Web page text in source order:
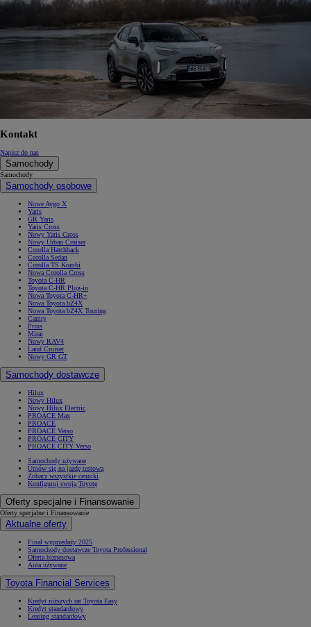
Kontakt
Napisz do nas
Samochody
Samochody
Samochody osobowe
Nowe Aygo X
Yaris
GR Yaris
Yaris Cross
Nowy Yaris Cross
Nowy Urban Cruiser
Corolla Hatchback
Corolla Sedan
Corolla TS Kombi
Nowa Corolla Cross
Toyota C-HR
Toyota C-HR Plug-in
Nowa Toyota C-HR+
Nowa Toyota bZ4X
Nowa Toyota bZ4X Touring
Camry
Prius
Mirai
Nowy RAV4
Land Cruiser
Nowy GR GT
Samochody dostawcze
Hilux
Nowy Hilux
Nowy Hilux Electric
PROACE Max
PROACE
PROACE Verso
PROACE CITY
PROACE CITY Verso
Samochody używane
Umów się na jazdę testową
Zobacz wszystkie cenniki
Konfiguruj swoją Toyotę
Oferty specjalne i Finansowanie
Oferty specjalne i Finansowanie
Aktualne oferty
Finał wyprzedaży 2025
Samochody dostawcze Toyota Professional
Oferta biznesowa
Auta używane
Toyota Financial Services
Kredyt niższych rat Toyota Easy
Kredyt standardowy
Leasing standardowy